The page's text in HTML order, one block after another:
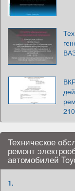
Техническое
ремонт
автомобилей
1.